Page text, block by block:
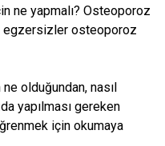
ne yapmalı? Osteoporoz
egzersizler osteoporoz
olduğundan, nasıl
yapılması gereken
için okumaya